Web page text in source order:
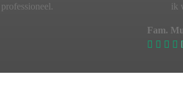
ik
Fam.